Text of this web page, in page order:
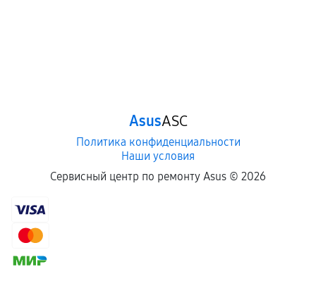
AsusASC
Политика конфиденциальности
Наши условия
Сервисный центр по ремонту Asus © 2026